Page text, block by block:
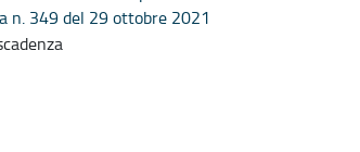
n. 349 del 29 ottobre 2021